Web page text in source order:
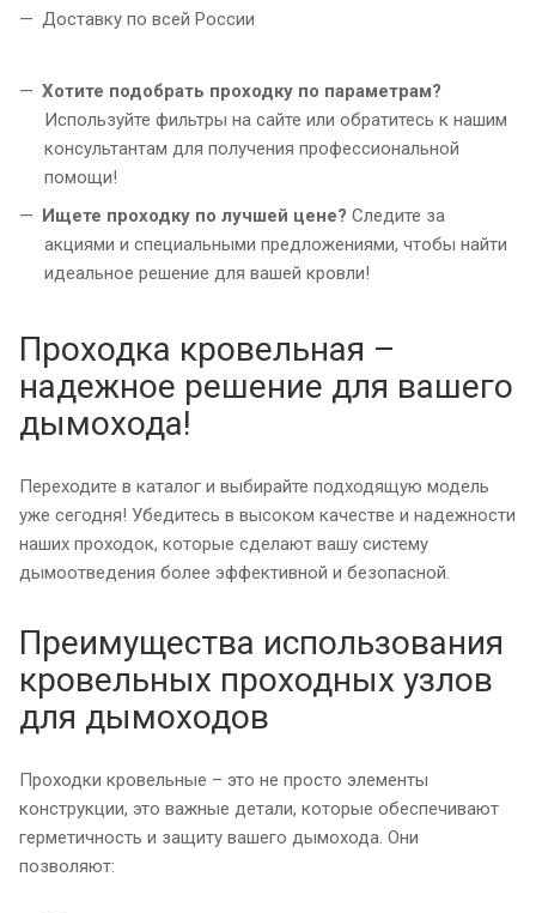
Доставку по всей России
Хотите подобрать проходку по параметрам?
Используйте фильтры на сайте или обратитесь к нашим
консультантам для получения профессиональной
помощи!
Ищете проходку по лучшей цене? Следите за
акциями и специальными предложениями, чтобы найти
идеальное решение для вашей кровли!
Проходка кровельная –
надежное решение для вашего
дымохода!
Переходите в каталог и выбирайте подходящую модель
уже сегодня! Убедитесь в высоком качестве и надежности
наших проходок, которые сделают вашу систему
дымоотведения более эффективной и безопасной.
Преимущества использования
кровельных проходных узлов
для дымоходов
Проходки кровельные – это не просто элементы
конструкции, это важные детали, которые обеспечивают
герметичность и защиту вашего дымохода. Они
позволяют: